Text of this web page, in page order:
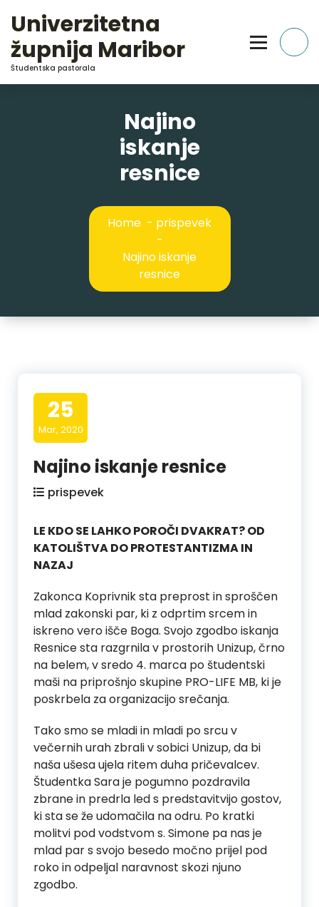
Content
Univerzitetna
župnija Maribor
Študentska pastorala
Najino
iskanje
resnice
Home - prispevek
-
Najino iskanje
resnice
25
Mar, 2020
Najino iskanje resnice
prispevek
LE KDO SE LAHKO POROČI DVAKRAT? OD
KATOLIŠTVA DO PROTESTANTIZMA IN
NAZAJ
Zakonca Koprivnik sta preprost in sproščen
mlad zakonski par, ki z odprtim srcem in
iskreno vero išče Boga. Svojo zgodbo iskanja
Resnice sta razgrnila v prostorih Unizup, črno
na belem, v sredo 4. marca po študentski
maši na priprošnjo skupine PRO-LIFE MB, ki je
poskrbela za organizacijo srečanja.
Tako smo se mladi in mladi po srcu v
večernih urah zbrali v sobici Unizup, da bi
naša ušesa ujela ritem duha pričevalcev.
Študentka Sara je pogumno pozdravila
zbrane in predrla led s predstavitvijo gostov,
ki sta se že udomačila na odru. Po kratki
molitvi pod vodstvom s. Simone pa nas je
mlad pars svojo besedo močno prijel pod
roko in odpeljal naravnost skozi njuno
zgodbo.